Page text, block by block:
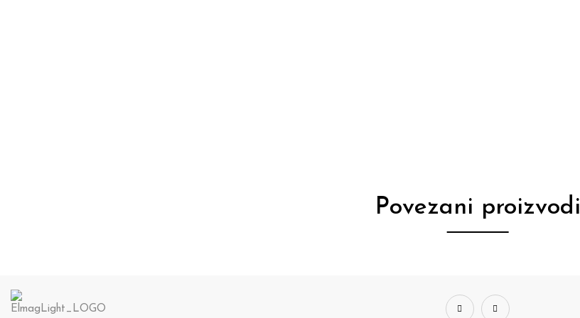
Povezani proizvodi